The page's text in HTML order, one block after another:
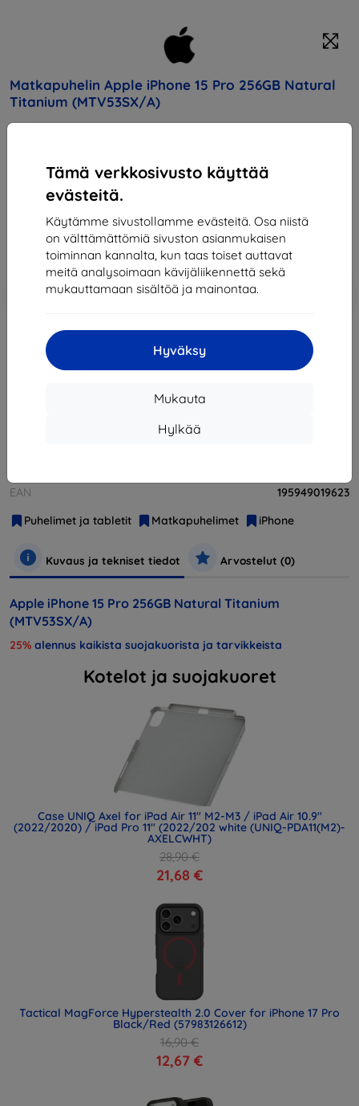
Tämä verkkosivusto käyttää
evästeitä.
Käytämme sivustollamme evästeitä. Osa niistä
on välttämättömiä sivuston asianmukaisen
toiminnan kannalta, kun taas toiset auttavat
meitä analysoimaan kävijäliikennettä sekä
mukauttamaan sisältöä ja mainontaa.
Hyväksy
Mukauta
Hylkää
Matkapuhelin Apple iPhone 15 Pro 256GB Natural
Titanium (MTV53SX/A)
1 332,90 €
723,51 €
-10%
Alennus kupongilla
Loppuunmyyty
EAN
195949019623
Puhelimet ja tabletit
Matkapuhelimet iPhone
Kuvaus ja tekniset tiedot Arvostelut (0)
Apple iPhone 15 Pro 256GB Natural Titanium
(MTV53SX/A)
25% alennus kaikista suojakuorista ja tarvikkeista
Kotelot ja suojakuoret
Case UNIQ Axel for iPad Air 11" M2-M3 / iPad Air 10.9"
(2022/2020) / iPad Pro 11" (2022/202 white (UNIQ-PDA11(M2)-
AXELCWHT)
28,90 €
21,68 €
Tactical MagForce Hyperstealth 2.0 Cover for iPhone 17 Pro
Black/Red (57983126612)
16,90 €
12,67 €